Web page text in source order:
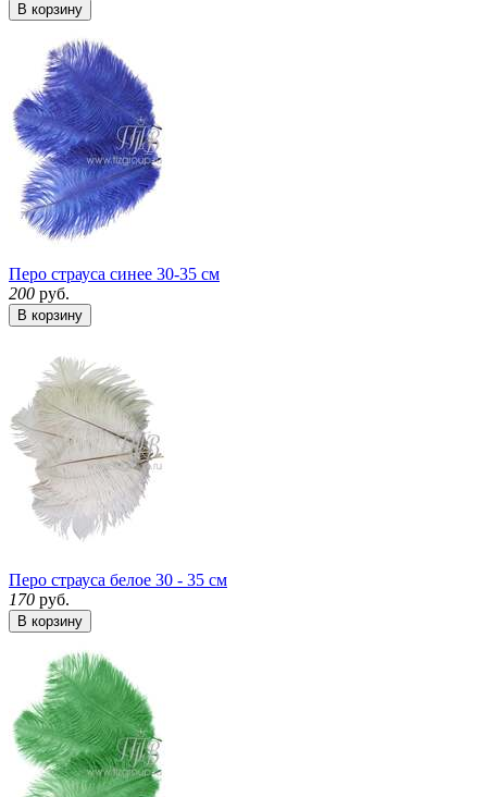
В корзину
Перо страуса синее 30-35 см
200 руб.
В корзину
Перо страуса белое 30 - 35 см
170 руб.
В корзину